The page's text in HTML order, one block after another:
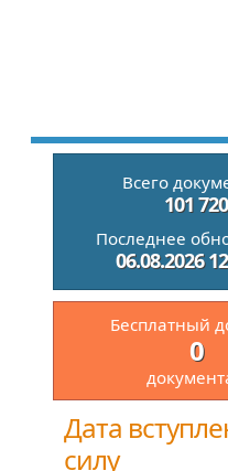
Всего
101 720
Последнее
06.08.2026
Бесплатный
0
Дата
силу